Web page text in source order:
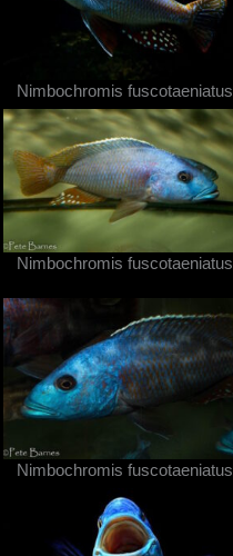
Nimbochromis fuscotaeniatus
Nimbochromis fuscotaeniatus
Nimbochromis fuscotaeniatus